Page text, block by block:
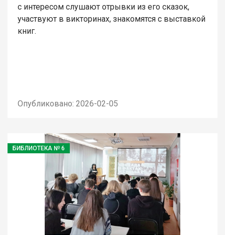
с интересом слушают отрывки из его сказок,
участвуют в викторинах, знакомятся с выставкой
книг.
Опубликовано: 2026-02-05
БИБЛИОТЕКА № 6